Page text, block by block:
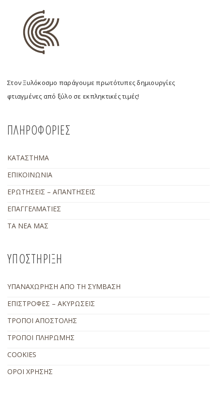
Στον Ξυλόκοσμο παράγουμε πρωτότυπες δημιουργίες
φτιαγμένες από ξύλο σε εκπληκτικές τιμές!
ΠΛΗΡΟΦΟΡΙΕΣ
ΚΑΤΑΣΤΗΜΑ
ΕΠΙΚΟΙΝΩΝΙΑ
ΕΡΩΤΗΣΕΙΣ – ΑΠΑΝΤΗΣΕΙΣ
ΕΠΑΓΓΕΛΜΑΤΙΕΣ
ΤΑ ΝΕΑ ΜΑΣ
ΥΠΟΣΤΗΡΙΞΗ
ΥΠΑΝΑΧΩΡΗΣΗ ΑΠΟ ΤΗ ΣΥΜΒΑΣΗ
ΕΠΙΣΤΡΟΦΕΣ – ΑΚΥΡΩΣΕΙΣ
ΤΡΟΠΟΙ ΑΠΟΣΤΟΛΗΣ
ΤΡΟΠΟΙ ΠΛΗΡΩΜΗΣ
COOKIES
ΟΡΟΙ ΧΡΗΣΗΣ